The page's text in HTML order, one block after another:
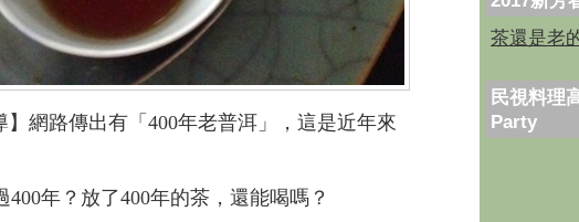
】 網路傳出有「400年老普洱」，這是近年來
年？放了400年的茶，還能喝嗎？
茶還是老
民視料理
Party